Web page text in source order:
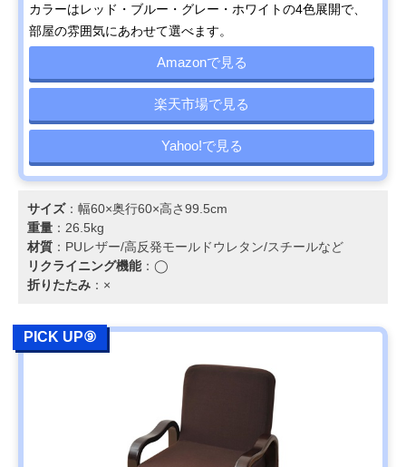
カラーはレッド・ブルー・グレー・ホワイトの4色展開で、
部屋の雰囲気にあわせて選べます。
Amazonで見る
楽天市場で見る
Yahoo!で見る
サイズ：幅60×奥行60×高さ99.5cm
重量 ：26.5kg
材質 ：PUレザー/高反発モールドウレタン/スチールなど
リクライニング機能：◯
折りたたみ ：×
PICK UP⑨